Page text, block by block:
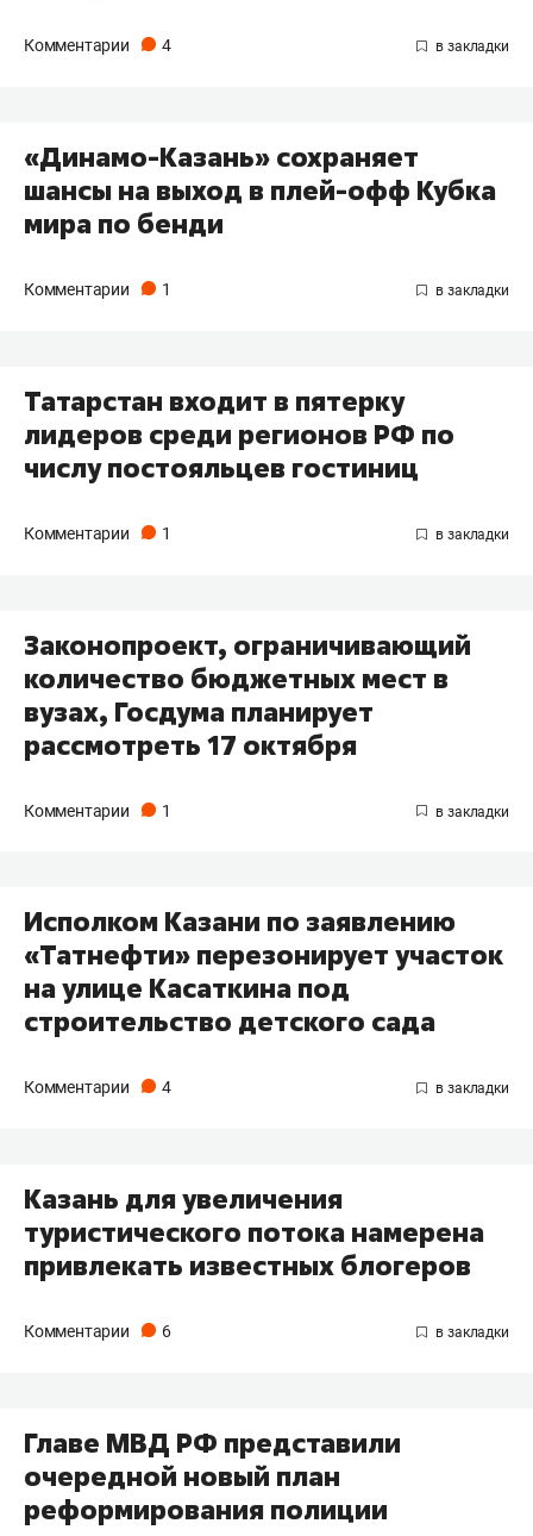
Комментарии 4
«Динамо-Казань» сохраняет
шансы на выход в плей-офф Кубка
мира по бенди
Комментарии 1
Татарстан входит в пятерку
лидеров среди регионов РФ по
числу постояльцев гостиниц
Комментарии 1
Законопроект, ограничивающий
количество бюджетных мест в
вузах, Госдума планирует
рассмотреть 17 октября
Комментарии 1
Исполком Казани по заявлению
«Татнефти» перезонирует участок
на улице Касаткина под
строительство детского сада
Комментарии 4
Казань для увеличения
туристического потока намерена
привлекать известных блогеров
Комментарии 6
Главе МВД РФ представили
очередной новый план
реформирования полиции